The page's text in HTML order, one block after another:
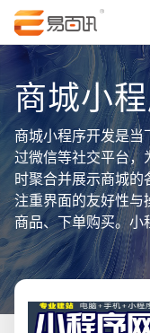
商城小
商城小程序开发是当
过微信等社交平台，
时聚合并展示商城的
注重界面的友好性与
商品、下单购买。小
在线支付等功能模
时，通过数据分析工
为商家提供精准的营
序还应具备快速的
小程序开发是一个